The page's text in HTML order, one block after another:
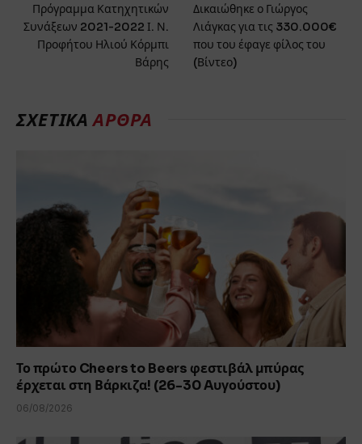
Πρόγραμμα Κατηχητικών
Συνάξεων 2021-2022 Ι. Ν.
Προφήτου Ηλιού Κόρμπι
Βάρης
Δικαιώθηκε ο Γιώργος
Λιάγκας για τις 330.000€
που του έφαγε φίλος του
(Βίντεο)
ΣΧΕΤΙΚΑΑΡΘΡΑ
Το πρώτο Cheers to Beers φεστιβάλ μπύρας
έρχεται στη Βάρκιζα! (26-30 Aυγούστου)
06/08/2026